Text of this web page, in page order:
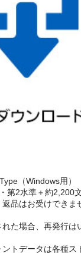
（Windows用）
第2水準＋約2,200
品はお受けできま
た場合、再発行は
トデータは各種ス